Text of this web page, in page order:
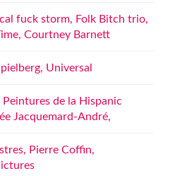
fuck storm, Folk Bitch trio,
Courtney Barnett
Universal
de la Hispanic
Jacquemard-André,
Pierre Coffin,